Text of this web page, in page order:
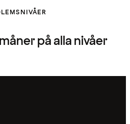
på alla nivåer